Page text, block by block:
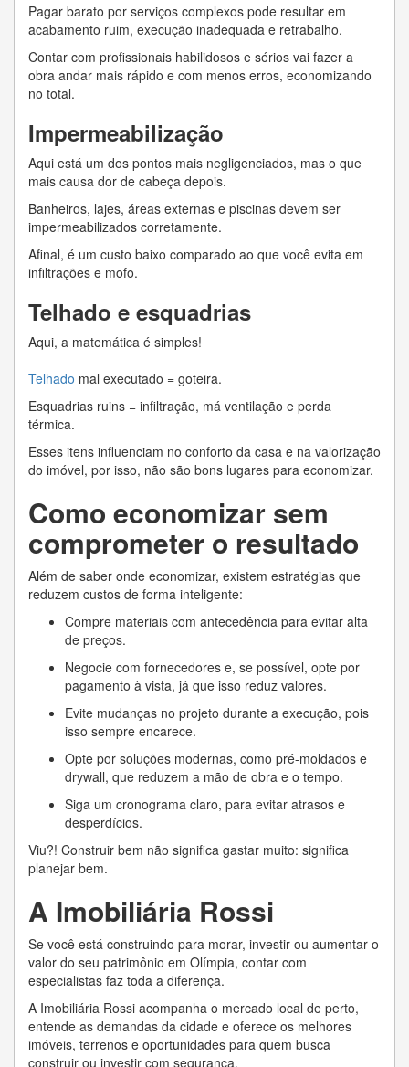
Pagar barato por serviços complexos pode resultar em
acabamento ruim, execução inadequada e retrabalho.
Contar com profissionais habilidosos e sérios vai fazer a
obra andar mais rápido e com menos erros, economizando
no total.
Impermeabilização
Aqui está um dos pontos mais negligenciados, mas o que
mais causa dor de cabeça depois.
Banheiros, lajes, áreas externas e piscinas devem ser
impermeabilizados corretamente.
Afinal, é um custo baixo comparado ao que você evita em
infiltrações e mofo.
Telhado e esquadrias
Aqui, a matemática é simples!
Telhado mal executado = goteira.
Esquadrias ruins = infiltração, má ventilação e perda
térmica.
Esses itens influenciam no conforto da casa e na valorização
do imóvel, por isso, não são bons lugares para economizar.
Como economizar sem
comprometer o resultado
Além de saber onde economizar, existem estratégias que
reduzem custos de forma inteligente:
Compre materiais com antecedência para evitar alta
de preços.
Negocie com fornecedores e, se possível, opte por
pagamento à vista, já que isso reduz valores.
Evite mudanças no projeto durante a execução, pois
isso sempre encarece.
Opte por soluções modernas, como pré-moldados e
drywall, que reduzem a mão de obra e o tempo.
Siga um cronograma claro, para evitar atrasos e
desperdícios.
Viu?! Construir bem não significa gastar muito: significa
planejar bem.
A Imobiliária Rossi
Se você está construindo para morar, investir ou aumentar o
valor do seu patrimônio em Olímpia, contar com
especialistas faz toda a diferença.
A Imobiliária Rossi acompanha o mercado local de perto,
entende as demandas da cidade e oferece os melhores
imóveis, terrenos e oportunidades para quem busca
construir ou investir com segurança.